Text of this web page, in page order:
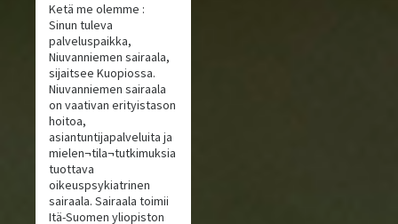
Ketä me olemme :
Sinun tuleva
palveluspaikka,
Niuvanniemen sairaala,
sijaitsee Kuopiossa.
Niuvanniemen sairaala
on vaativan erityistason
hoitoa,
asiantuntijapalveluita ja
mielen¬tila¬tutkimuksia
tuottava
oikeuspsykiatrinen
sairaala. Sairaala toimii
Itä-Suomen yliopiston